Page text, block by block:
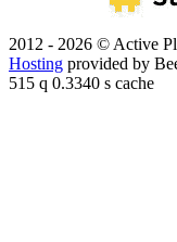
2012 - 2026 © Active
Hosting provided by
515 q 0.3340 s cache